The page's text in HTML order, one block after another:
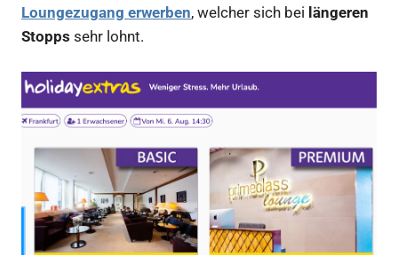
Loungezugang erwerben, welcher sich bei längeren
Stopps sehr lohnt.